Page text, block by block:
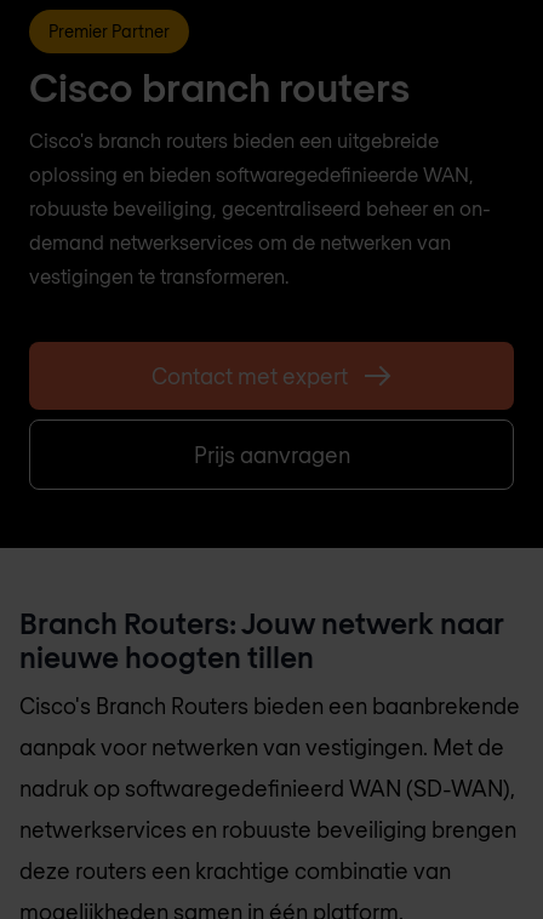
Premier Partner
Cisco branch routers
Cisco's branch routers bieden een uitgebreide
oplossing en bieden softwaregedefinieerde WAN,
robuuste beveiliging, gecentraliseerd beheer en on-
demand netwerkservices om de netwerken van
vestigingen te transformeren.
Contact met expert
Prijs aanvragen
Branch Routers: Jouw netwerk naar
nieuwe hoogten tillen
Cisco's Branch Routers bieden een baanbrekende
aanpak voor netwerken van vestigingen. Met de
nadruk op softwaregedefinieerd WAN (SD-WAN),
netwerkservices en robuuste beveiliging brengen
deze routers een krachtige combinatie van
mogelijkheden samen in één platform.